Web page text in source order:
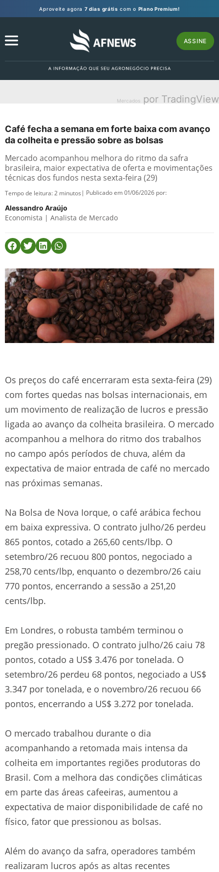
Aproveite agora 7 dias grátis com o Plano Premium!
ASSINE
Mercados por TradingView
Café fecha a semana em forte baixa com avanço
da colheita e pressão sobre as bolsas
Mercado acompanhou melhora do ritmo da safra
brasileira, maior expectativa de oferta e movimentações
técnicas dos fundos nesta sexta-feira (29)
Tempo de leitura:2 minutos | Publicado em 01/06/2026 por:
Alessandro Araújo
Economista | Analista de Mercado
Os preços do café encerraram esta sexta-feira (29)
com fortes quedas nas bolsas internacionais, em
um movimento de realização de lucros e pressão
ligada ao avanço da colheita brasileira. O mercado
acompanhou a melhora do ritmo dos trabalhos
no campo após períodos de chuva, além da
expectativa de maior entrada de café no mercado
nas próximas semanas.
Na Bolsa de Nova Iorque, o café arábica fechou
em baixa expressiva. O contrato julho/26 perdeu
865 pontos, cotado a 265,60 cents/lbp. O
setembro/26 recuou 800 pontos, negociado a
258,70 cents/lbp, enquanto o dezembro/26 caiu
770 pontos, encerrando a sessão a 251,20
cents/lbp.
Em Londres, o robusta também terminou o
pregão pressionado. O contrato julho/26 caiu 78
pontos, cotado a US$ 3.476 por tonelada. O
setembro/26 perdeu 68 pontos, negociado a US$
3.347 por tonelada, e o novembro/26 recuou 66
pontos, encerrando a US$ 3.272 por tonelada.
O mercado trabalhou durante o dia
acompanhando a retomada mais intensa da
colheita em importantes regiões produtoras do
Brasil. Com a melhora das condições climáticas
em parte das áreas cafeeiras, aumentou a
expectativa de maior disponibilidade de café no
físico, fator que pressionou as bolsas.
Além do avanço da safra, operadores também
realizaram lucros após as altas recentes